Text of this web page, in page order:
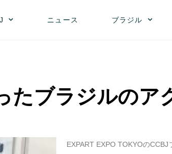
ニュース ブラジル
たブラジルのア
EXPART EXPO TOKYOの